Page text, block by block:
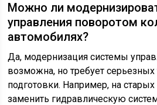
Можно ли
управления поворотом
автомобилях?
Да, модернизация системы
возможна, но требует серьезных
подготовки. Например, на
заменить гидравлическую